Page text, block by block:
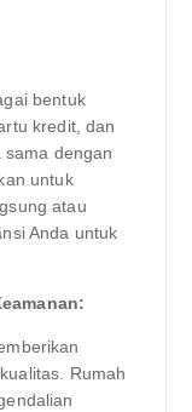
bentuk
kredit, dan
dengan
untuk
atau
Anda untuk
Rumah